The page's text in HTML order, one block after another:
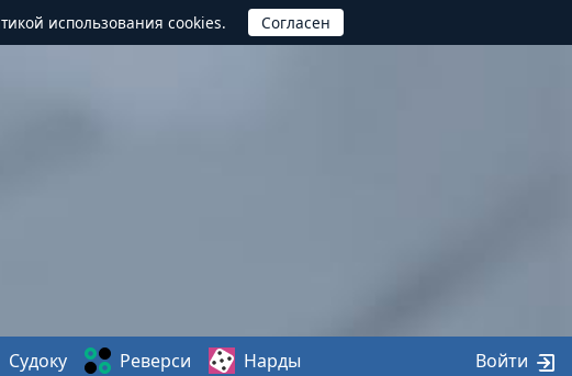
использования cookies.
Судоку Реверси Нарды Войти